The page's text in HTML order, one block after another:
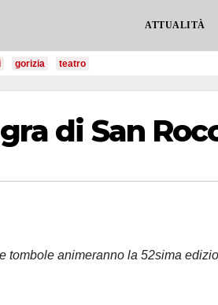
ATTUALITÀ
gorizia teatro
di San
animeranno la 52sima